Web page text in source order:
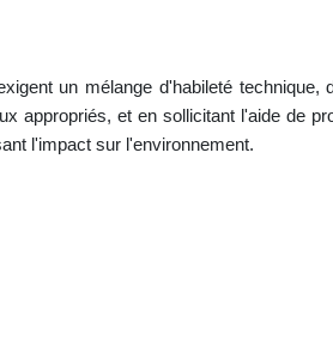
un mélange d'habileté
appropriés, et en sollicitant l'aide de
l'impact sur l'environnement.